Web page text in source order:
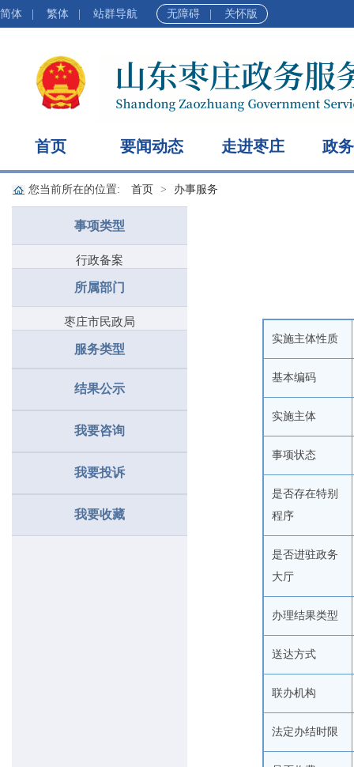
简体 繁体 站群导航 无障碍 关怀版
首页 要闻动态 走进枣庄 政
您当前所在的位置: 首页 办事服务
事项类型
行政备案
所属部门
枣庄市民政局
服务类型
结果公示
我要咨询
我要投诉
我要收藏
实施主体性质
基本编码
实施主体
事项状态
是否存在特别
程序
是否进驻政务
大厅
办理结果类型
送达方式
联办机构
法定办结时限